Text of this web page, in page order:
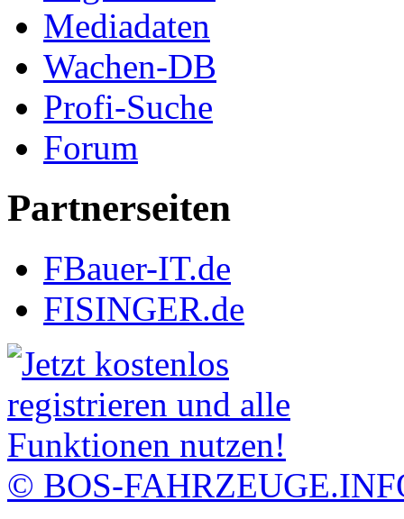
Mediadaten
Wachen-DB
Profi-Suche
Forum
Partnerseiten
FBauer-IT.de
FISINGER.de
© BOS-